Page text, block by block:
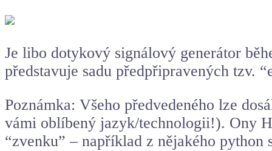
Je libo dotykový signálový generátor
představuje sadu předpřipravených tzv.
Poznámka: Všeho předvedeného lze
vámi oblíbený jazyk/technologii!). Ony
“zvenku” – například z nějakého